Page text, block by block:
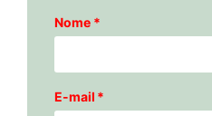
Nome *
E-mail *